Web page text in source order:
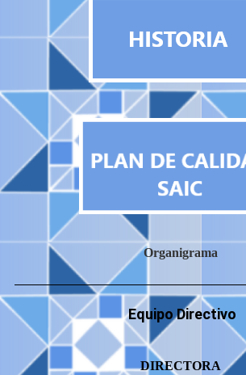
Organigrama
Equipo Directivo
DIRECTORA